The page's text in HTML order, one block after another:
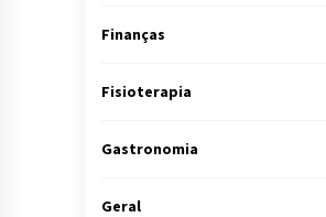
Finanças
Fisioterapia
Gastronomia
Geral